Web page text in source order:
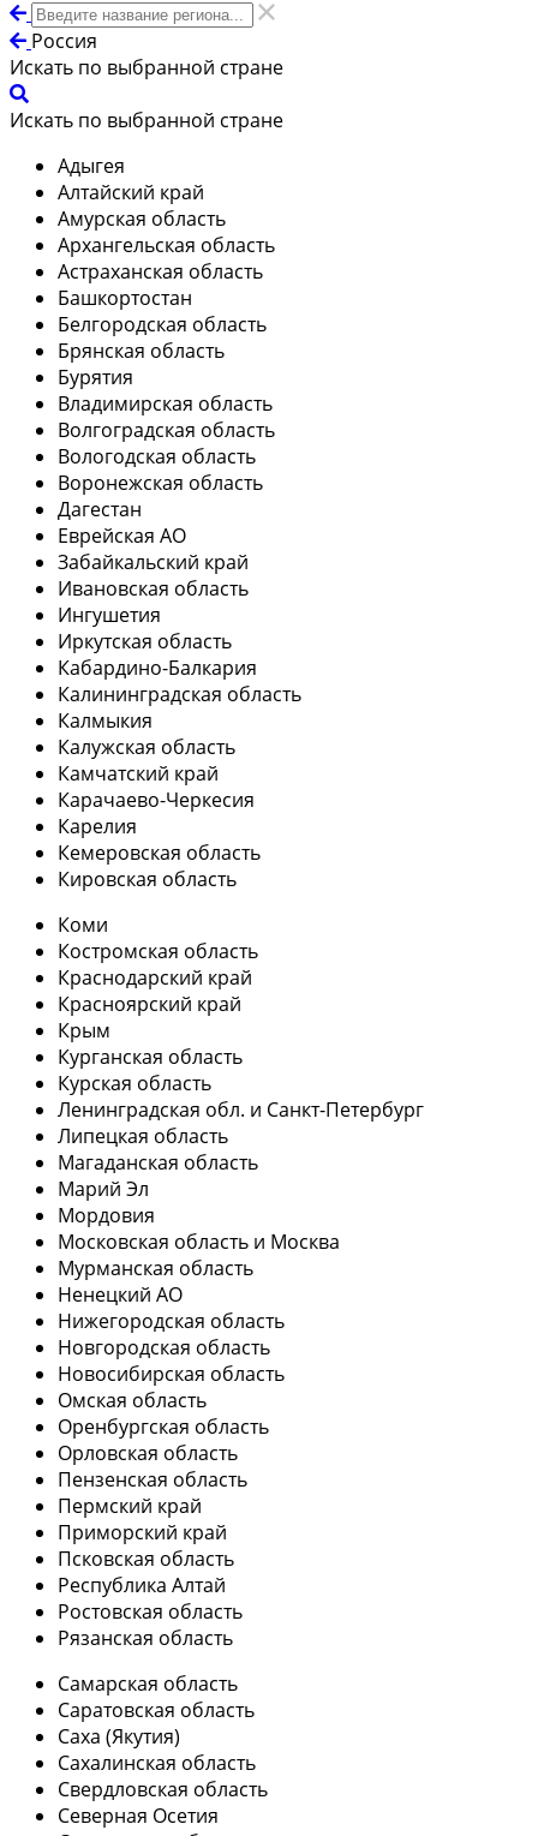
Россия
Искать по выбранной стране
Искать по выбранной стране
Адыгея
Алтайский край
Амурская область
Архангельская область
Астраханская область
Башкортостан
Белгородская область
Брянская область
Бурятия
Владимирская область
Волгоградская область
Вологодская область
Воронежская область
Дагестан
Еврейская АО
Забайкальский край
Ивановская область
Ингушетия
Иркутская область
Кабардино-Балкария
Калининградская область
Калмыкия
Калужская область
Камчатский край
Карачаево-Черкесия
Карелия
Кемеровская область
Кировская область
Коми
Костромская область
Краснодарский край
Красноярский край
Крым
Курганская область
Курская область
Ленинградская обл. и Санкт-Петербург
Липецкая область
Магаданская область
Марий Эл
Мордовия
Московская область и Москва
Мурманская область
Ненецкий АО
Нижегородская область
Новгородская область
Новосибирская область
Омская область
Оренбургская область
Орловская область
Пензенская область
Пермский край
Приморский край
Псковская область
Республика Алтай
Ростовская область
Рязанская область
Самарская область
Саратовская область
Саха (Якутия)
Сахалинская область
Свердловская область
Северная Осетия